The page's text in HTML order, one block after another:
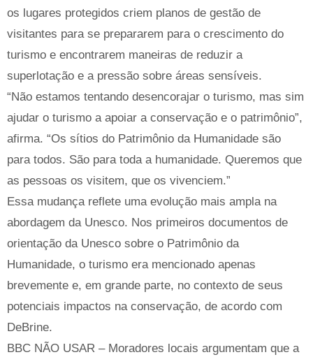
os lugares protegidos criem planos de gestão de
visitantes para se prepararem para o crescimento do
turismo e encontrarem maneiras de reduzir a
superlotação e a pressão sobre áreas sensíveis.
“Não estamos tentando desencorajar o turismo, mas sim
ajudar o turismo a apoiar a conservação e o patrimônio”,
afirma. “Os sítios do Patrimônio da Humanidade são
para todos. São para toda a humanidade. Queremos que
as pessoas os visitem, que os vivenciem.”
Essa mudança reflete uma evolução mais ampla na
abordagem da Unesco. Nos primeiros documentos de
orientação da Unesco sobre o Patrimônio da
Humanidade, o turismo era mencionado apenas
brevemente e, em grande parte, no contexto de seus
potenciais impactos na conservação, de acordo com
DeBrine.
BBC NÃO USAR – Moradores locais argumentam que a